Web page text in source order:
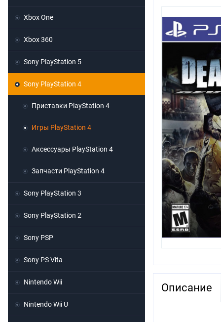
Описание
Xbox One
Xbox 360
Sony PlayStation 5
Sony PlayStation 4
Приставки PlayStation 4
Игры PlayStation 4
Аксессуары PlayStation 4
Запчасти PlayStation 4
Sony PlayStation 3
Sony PlayStation 2
Sony PSP
Sony PS Vita
Nintendo Wii
Nintendo Wii U